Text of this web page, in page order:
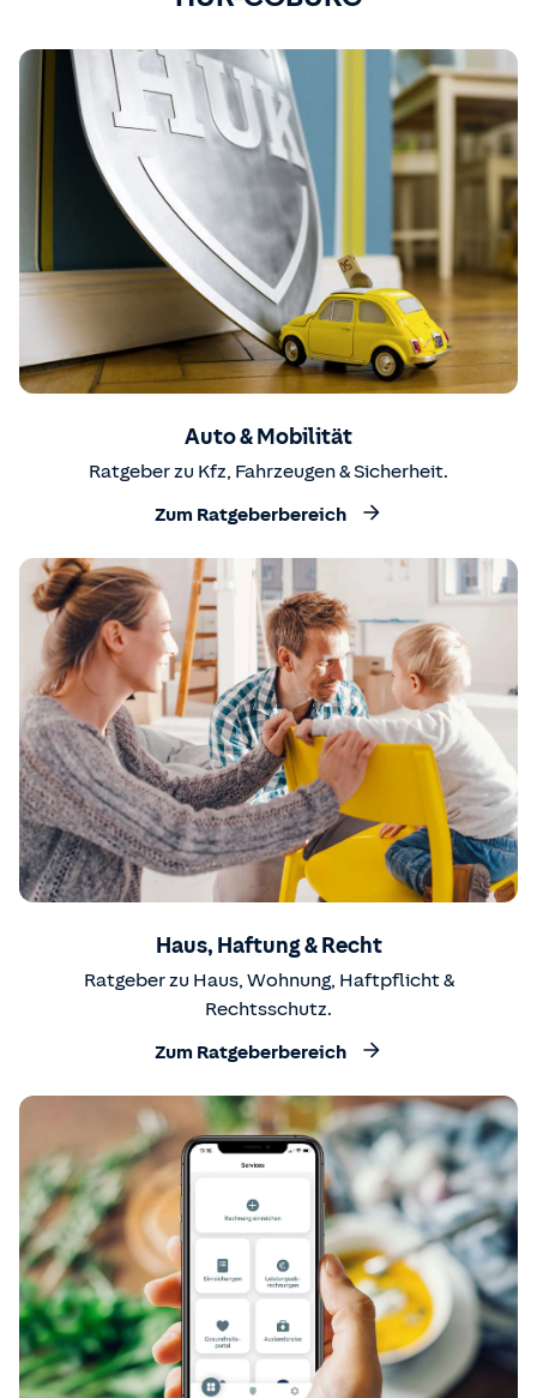
Auto & Mobilität
Ratgeber zu Kfz, Fahrzeugen & Sicherheit.
Zum Ratgeberbereich
Haus, Haftung & Recht
Ratgeber zu Haus, Wohnung, Haftpflicht &
Rechtsschutz.
Zum Ratgeberbereich